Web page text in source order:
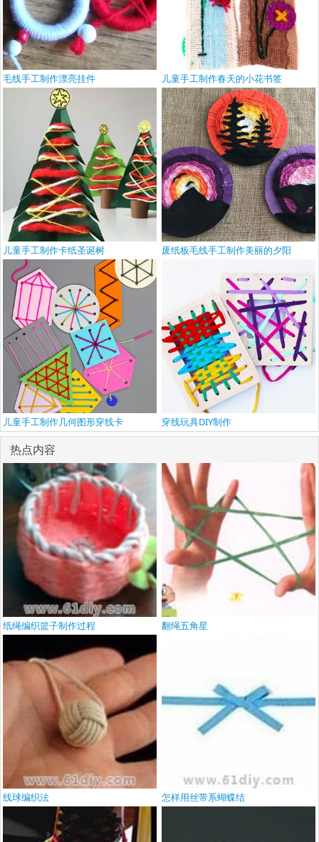
毛线手工制作漂亮挂件 儿童手工制作春天的小花书签
儿童手工制作卡纸圣诞树 废纸板毛线手工制作美丽的夕阳
儿童手工制作几何图形穿线卡 穿线玩具DIY制作
热点内容
纸绳编织篮子制作过程 翻绳五角星
线球编织法 怎样用丝带系蝴蝶结